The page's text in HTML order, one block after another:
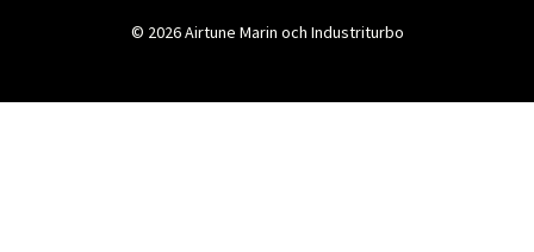
© 2026 Airtune Marin och Industriturbo